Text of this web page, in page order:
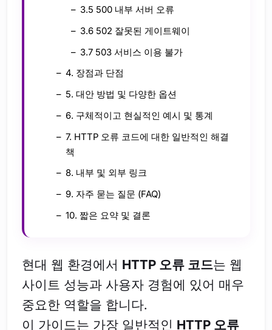
3.5 500 내부 서버 오류
3.6 502 잘못된 게이트웨이
3.7 503 서비스 이용 불가
4. 장점과 단점
5. 대안 방법 및 다양한 옵션
6. 구체적이고 현실적인 예시 및 통계
7. HTTP 오류 코드에 대한 일반적인 해결
책
8. 내부 및 외부 링크
9. 자주 묻는 질문 (FAQ)
10. 짧은 요약 및 결론
현대 웹 환경에서 HTTP 오류 코드는 웹
사이트 성능과 사용자 경험에 있어 매우
중요한 역할을 합니다.
이 가이드는 가장 일반적인 HTTP 오류